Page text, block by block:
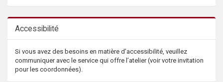
Accessibilité
Si vous avez des besoins en matière d’accessibilité, veuillez
communiquer avec le service qui offre l’atelier (voir votre invitation
pour les coordonnées).